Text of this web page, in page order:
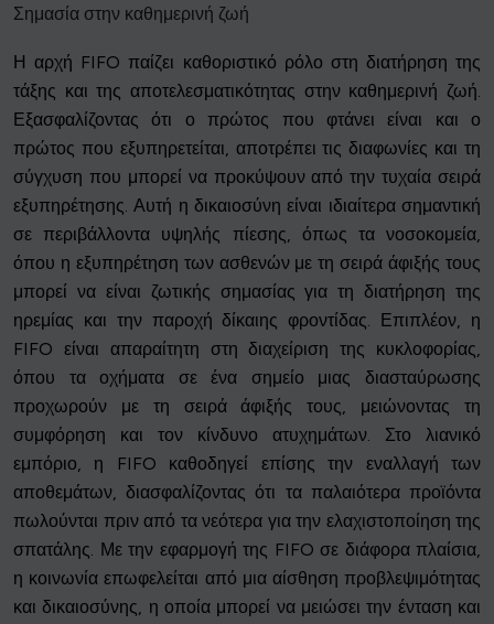
Σημασία στην καθημερινή ζωή
Η αρχή FIFO παίζει καθοριστικό ρόλο στη διατήρηση της
τάξης και της αποτελεσματικότητας στην καθημερινή ζωή.
Εξασφαλίζοντας ότι ο πρώτος που φτάνει είναι και ο
πρώτος που εξυπηρετείται, αποτρέπει τις διαφωνίες και τη
σύγχυση που μπορεί να προκύψουν από την τυχαία σειρά
εξυπηρέτησης. Αυτή η δικαιοσύνη είναι ιδιαίτερα σημαντική
σε περιβάλλοντα υψηλής πίεσης, όπως τα νοσοκομεία,
όπου η εξυπηρέτηση των ασθενών με τη σειρά άφιξής τους
μπορεί να είναι ζωτικής σημασίας για τη διατήρηση της
ηρεμίας και την παροχή δίκαιης φροντίδας. Επιπλέον, η
FIFO είναι απαραίτητη στη διαχείριση της κυκλοφορίας,
όπου τα οχήματα σε ένα σημείο μιας διασταύρωσης
προχωρούν με τη σειρά άφιξής τους, μειώνοντας τη
συμφόρηση και τον κίνδυνο ατυχημάτων. Στο λιανικό
εμπόριο, η FIFO καθοδηγεί επίσης την εναλλαγή των
αποθεμάτων, διασφαλίζοντας ότι τα παλαιότερα προϊόντα
πωλούνται πριν από τα νεότερα για την ελαχιστοποίηση της
σπατάλης. Με την εφαρμογή της FIFO σε διάφορα πλαίσια,
η κοινωνία επωφελείται από μια αίσθηση προβλεψιμότητας
και δικαιοσύνης, η οποία μπορεί να μειώσει την ένταση και